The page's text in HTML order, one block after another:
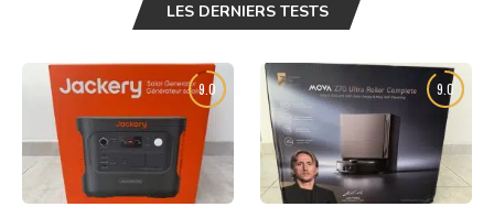
LES DERNIERS TESTS
9.0 9.0